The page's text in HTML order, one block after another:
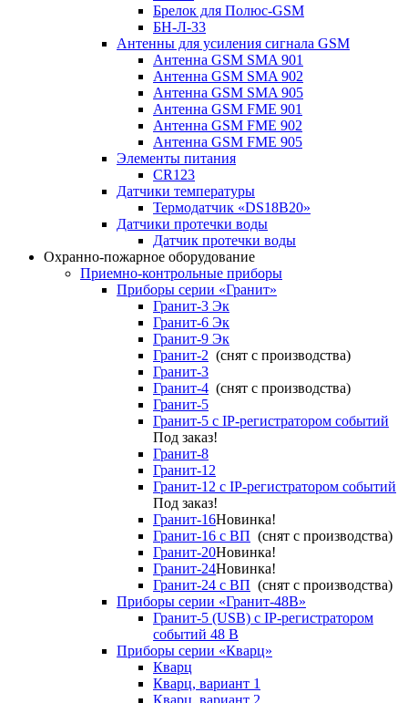
Брелок для Полюс-GSM
БН-Л-33
Антенны для усиления сигнала GSM
Антенна GSM SMA 901
Антенна GSM SMA 902
Антенна GSM SMA 905
Антенна GSM FME 901
Антенна GSM FME 902
Антенна GSM FME 905
Элементы питания
CR123
Датчики температуры
Термодатчик «DS18B20»
Датчики протечки воды
Датчик протечки воды
Охранно-пожарное оборудование
Приемно-контрольные приборы
Приборы серии «Гранит»
Гранит-3 Эк
Гранит-6 Эк
Гранит-9 Эк
Гранит-2 (снят с производства)
Гранит-3
Гранит-4 (снят с производства)
Гранит-5
Гранит-5 с IP-регистратором событий
Под заказ!
Гранит-8
Гранит-12
Гранит-12 с IP-регистратором событий
Под заказ!
Гранит-16Новинка!
Гранит-16 с ВП (снят с производства)
Гранит-20Новинка!
Гранит-24Новинка!
Гранит-24 с ВП (снят с производства)
Приборы серии «Гранит-48В»
Гранит-5 (USB) c IP-регистратором
событий 48 В
Приборы серии «Кварц»
Кварц
Кварц, вариант 1
Кварц, вариант 2